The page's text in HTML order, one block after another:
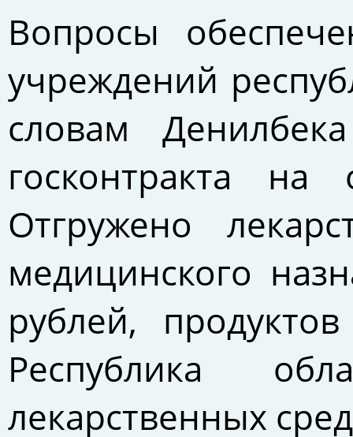
Вопросы
учреждений
словам
госконтракта
Отгружено
медицинского
рублей,
Республика
лекарственных